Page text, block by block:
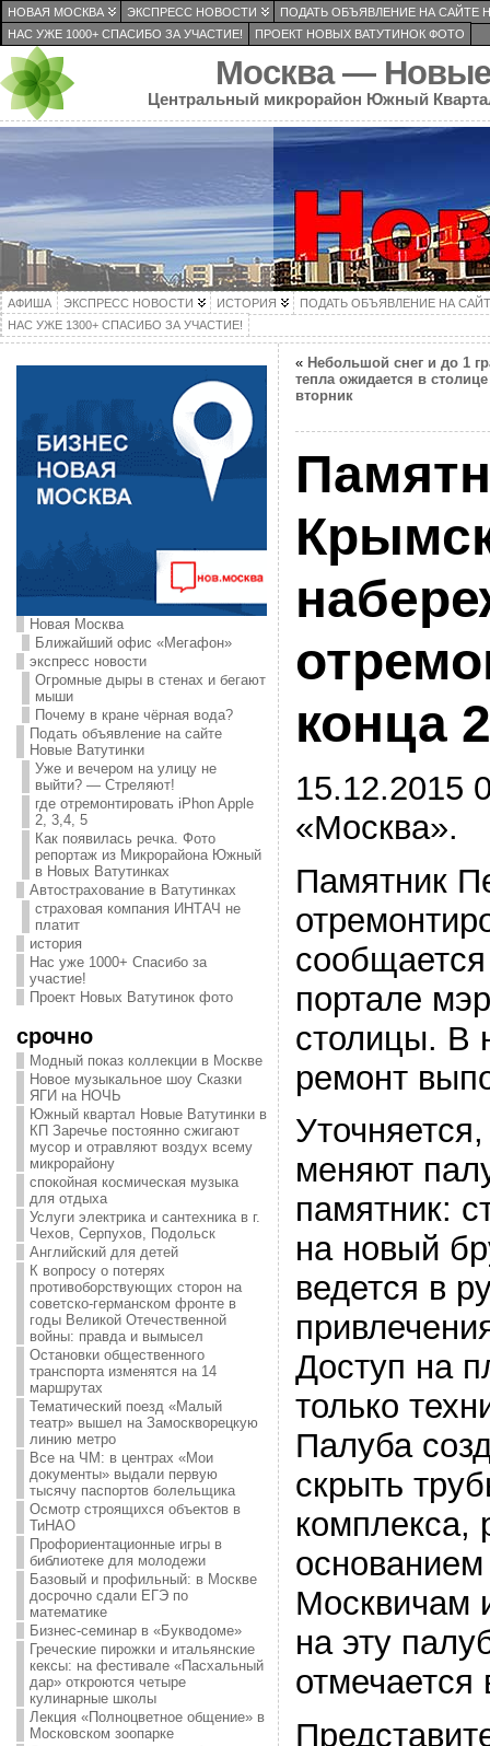
НОВАЯ МОСКВА ЭКСПРЕСС НОВОСТИ
ПОДАТЬ ОБЪЯВЛЕНИЕ НА САЙТЕ
НАС УЖЕ 1000+ СПАСИБО ЗА УЧАСТИЕ!
ПРОЕКТ НОВЫХ ВАТУТИНОК ФОТО
Москва — Новые
Центральный микрорайон Южный
АФИША ЭКСПРЕСС НОВОСТИ ИСТОРИЯ
ПОДАТЬ ОБЪЯВЛЕНИЕ НА
НАС УЖЕ 1300+ СПАСИБО ЗА УЧАСТИЕ!
Новая Москва
Ближайший офис «Мегафон»
экспресс новости
Огромные дыры в стенах и бегают
мыши
Почему в кране чёрная вода?
Подать объявление на сайте
Новые Ватутинки
Уже и вечером на улицу не
выйти? — Стреляют!
где отремонтировать iPhon Apple
2, 3,4, 5
Как появилась речка. Фото
репортаж из Микрорайона Южный
в Новых Ватутинках
Автострахование в Ватутинках
страховая компания ИНТАЧ не
платит
история
Нас уже 1000+ Спасибо за
участие!
Проект Новых Ватутинок фото
срочно
Модный показ коллекции в Москве
Новое музыкальное шоу Сказки
ЯГИ на НОЧЬ
Южный квартал Новые Ватутинки в
КП Заречье постоянно сжигают
мусор и отравляют воздух всему
микрорайону
спокойная космическая музыка
для отдыха
Услуги электрика и сантехника в г.
Чехов, Серпухов, Подольск
Английский для детей
К вопросу о потерях
противоборствующих сторон на
советско-германском фронте в
годы Великой Отечественной
войны: правда и вымысел
Остановки общественного
транспорта изменятся на 14
маршрутах
Тематический поезд «Малый
театр» вышел на Замоскворецкую
линию метро
Все на ЧМ: в центрах «Мои
документы» выдали первую
тысячу паспортов болельщика
Осмотр строящихся объектов в
ТиНАО
Профориентационные игры в
библиотеке для молодежи
Базовый и профильный: в Москве
досрочно сдали ЕГЭ по
математике
Бизнес-семинар в «Букводоме»
Греческие пирожки и итальянские
кексы: на фестивале «Пасхальный
дар» откроются четыре
кулинарные школы
Лекция «Полноцветное общение» в
Московском зоопарке
« Небольшой снег и до 1
тепла ожидается в
вторник
конца
15.12.2015
«Москва».
Памятник
портале
столицы. В
ремонт
меняют
памятник:
на новый
ведется в
Доступ на
только
Палуба
скрыть
комплекса,
Москвичам
на эту